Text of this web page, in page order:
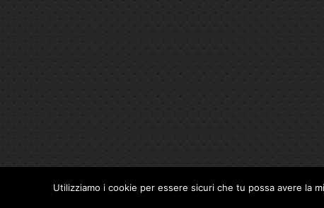
|
Utilizziamo i cookie per essere sicuri che tu possa avere la